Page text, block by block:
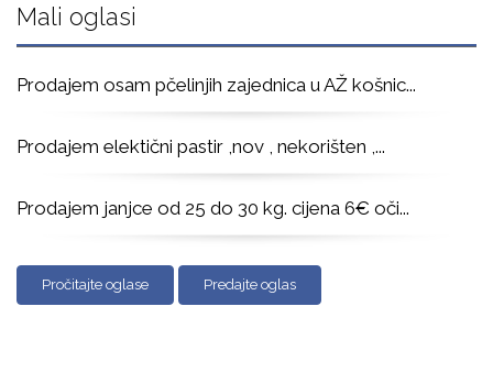
Mali oglasi
Prodajem osam pčelinjih zajednica u AŽ košnic...
Prodajem elektični pastir ,nov , nekorišten , ...
Prodajem janjce od 25 do 30 kg. cijena 6€ oči...
Pročitajte oglase Predajte oglas